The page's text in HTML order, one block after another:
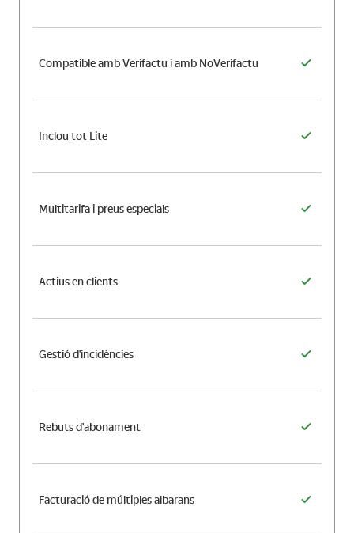
Compatible amb Verifactu i amb NoVerifactu
Inclou tot Lite
Multitarifa i preus especials
Actius en clients
Gestió d'incidències
Rebuts d'abonament
Facturació de múltiples albarans